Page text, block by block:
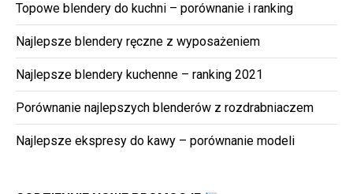
Topowe blendery do kuchni – porównanie i ranking
Najlepsze blendery ręczne z wyposażeniem
Najlepsze blendery kuchenne – ranking 2021
Porównanie najlepszych blenderów z rozdrabniaczem
Najlepsze ekspresy do kawy – porównanie modeli